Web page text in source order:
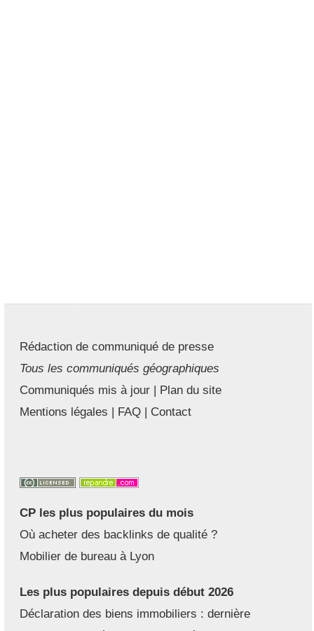
Rédaction de communiqué de presse
Tous les communiqués géographiques
Communiqués mis à jour | Plan du site
Mentions légales | FAQ | Contact
CP les plus populaires du mois
Où acheter des backlinks de qualité ?
Mobilier de bureau à Lyon
Les plus populaires depuis début 2026
Déclaration des biens immobiliers : dernière